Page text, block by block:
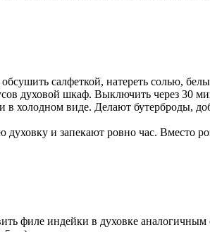
салфеткой, натереть солью,
духовой шкаф. Выключить через 30
в холодном виде. Делают бутерброды,
и запекают ровно час. Вместо
филе индейки в духовке